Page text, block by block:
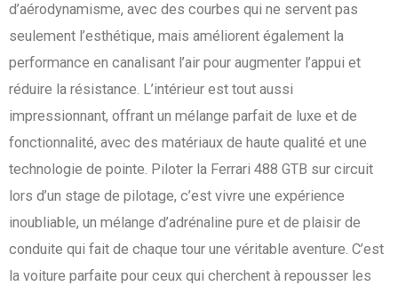
d’aérodynamisme, avec des courbes qui ne servent pas
seulement l’esthétique, mais améliorent également la
performance en canalisant l’air pour augmenter l’appui et
réduire la résistance. L’intérieur est tout aussi
impressionnant, offrant un mélange parfait de luxe et de
fonctionnalité, avec des matériaux de haute qualité et une
technologie de pointe. Piloter la Ferrari 488 GTB sur circuit
lors d’un stage de pilotage, c’est vivre une expérience
inoubliable, un mélange d’adrénaline pure et de plaisir de
conduite qui fait de chaque tour une véritable aventure. C’est
la voiture parfaite pour ceux qui cherchent à repousser les